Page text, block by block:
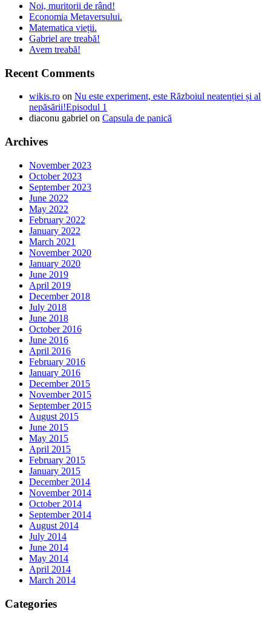
Noi, muritorii de rând!
Economia Metaversului.
Matematica vieții.
Gabriel are treabă!
Avem treabă!
Recent Comments
wikis.ro on Nu este experiment, este Războiul neatenției și al
nepăsării!Episodul 1
diaconu gabriel on Capsula de panică
Archives
November 2023
October 2023
September 2023
June 2022
May 2022
February 2022
January 2022
March 2021
November 2020
January 2020
June 2019
April 2019
December 2018
July 2018
June 2018
October 2016
June 2016
April 2016
February 2016
January 2016
December 2015
November 2015
September 2015
August 2015
June 2015
May 2015
April 2015
February 2015
January 2015
December 2014
November 2014
October 2014
September 2014
August 2014
July 2014
June 2014
May 2014
April 2014
March 2014
Categories